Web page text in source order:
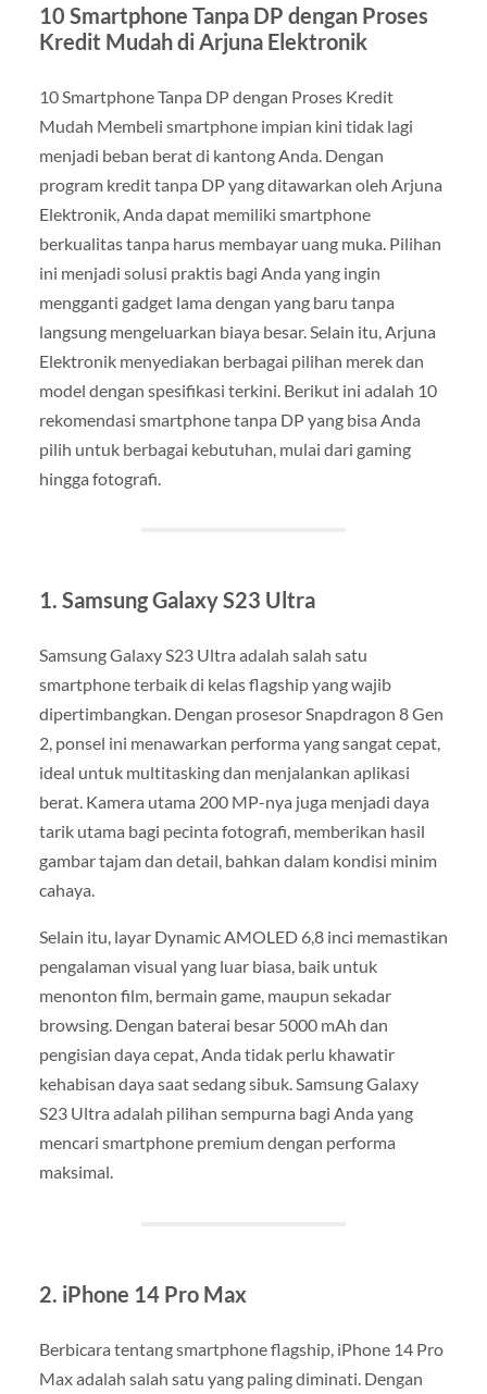
10 Smartphone Tanpa DP dengan Proses
Kredit Mudah di Arjuna Elektronik
10 Smartphone Tanpa DP dengan Proses Kredit
Mudah Membeli smartphone impian kini tidak lagi
menjadi beban berat di kantong Anda. Dengan
program kredit tanpa DP yang ditawarkan oleh Arjuna
Elektronik, Anda dapat memiliki smartphone
berkualitas tanpa harus membayar uang muka. Pilihan
ini menjadi solusi praktis bagi Anda yang ingin
mengganti gadget lama dengan yang baru tanpa
langsung mengeluarkan biaya besar. Selain itu, Arjuna
Elektronik menyediakan berbagai pilihan merek dan
model dengan spesifikasi terkini. Berikut ini adalah 10
rekomendasi smartphone tanpa DP yang bisa Anda
pilih untuk berbagai kebutuhan, mulai dari gaming
hingga fotografi.
1. Samsung Galaxy S23 Ultra
Samsung Galaxy S23 Ultra adalah salah satu
smartphone terbaik di kelas flagship yang wajib
dipertimbangkan. Dengan prosesor Snapdragon 8 Gen
2, ponsel ini menawarkan performa yang sangat cepat,
ideal untuk multitasking dan menjalankan aplikasi
berat. Kamera utama 200 MP-nya juga menjadi daya
tarik utama bagi pecinta fotografi, memberikan hasil
gambar tajam dan detail, bahkan dalam kondisi minim
cahaya.
Selain itu, layar Dynamic AMOLED 6,8 inci memastikan
pengalaman visual yang luar biasa, baik untuk
menonton film, bermain game, maupun sekadar
browsing. Dengan baterai besar 5000 mAh dan
pengisian daya cepat, Anda tidak perlu khawatir
kehabisan daya saat sedang sibuk. Samsung Galaxy
S23 Ultra adalah pilihan sempurna bagi Anda yang
mencari smartphone premium dengan performa
maksimal.
2. iPhone 14 Pro Max
Berbicara tentang smartphone flagship, iPhone 14 Pro
Max adalah salah satu yang paling diminati. Dengan